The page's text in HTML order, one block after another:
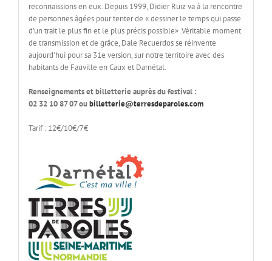
reconnaissions en eux. Depuis 1999, Didier Ruiz va à la rencontre
de personnes âgées pour tenter de « dessiner le temps qui passe
d’un trait le plus fin et le plus précis possible» .Véritable moment
de transmission et de grâce, Dale Recuerdos se réinvente
aujourd’hui pour sa 31e version, sur notre territoire avec des
habitants de Fauville en Caux et Darnétal.
Renseignements et billetterie auprès du festival :
02 32 10 87 07 oubilletterie@terresdeparoles.com
Tarif : 12€/10€/7€